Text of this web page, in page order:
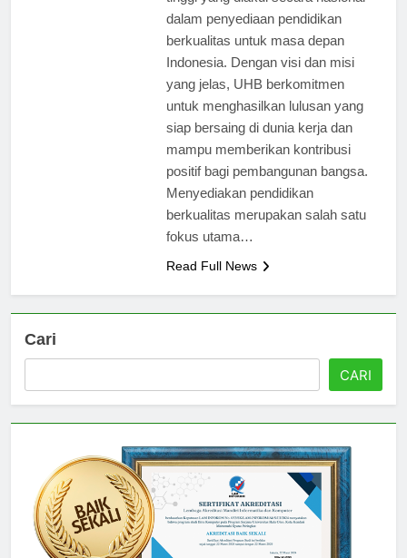
tinggi yang diakui secara nasional
dalam penyediaan pendidikan
berkualitas untuk masa depan
Indonesia. Dengan visi dan misi
yang jelas, UHB berkomitmen
untuk menghasilkan lulusan yang
siap bersaing di dunia kerja dan
mampu memberikan kontribusi
positif bagi pembangunan bangsa.
Menyediakan pendidikan
berkualitas merupakan salah satu
Cari
CARI